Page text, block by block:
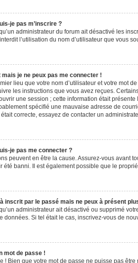
je pas m’inscrire ?
qu’un administrateur du forum ait désactivé les
l’utilisation du nom d’utilisateur que vous
je ne peux pas me connecter !
lieu que votre nom d’utilisateur et votre mot
les instructions que vous avez reçues.
une session ; cette information était
spécifié une mauvaise adresse de
correcte, essayez de contacter un
je pas me connecter ?
peuvent en être la cause. Assurez-vous avant
été banni. Il est également possible que le
inscrit par le passé mais ne peux à présent
qu’un administrateur ait désactivé ou supprimé
données. Si tel était le cas, inscrivez-vous de
mot de passe !
! Bien que votre mot de passe ne puisse pas